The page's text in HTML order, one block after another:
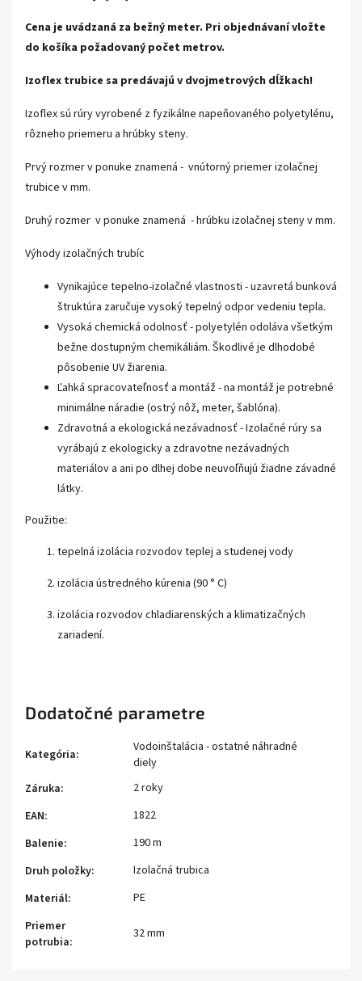
Cena je uvádzaná za bežný meter. Pri objednávaní vložte
do košíka požadovaný počet metrov.
Izoflex trubice sa predávajú v dvojmetrových dĺžkach!
Izoflex sú rúry vyrobené z fyzikálne napeňovaného polyetylénu,
rôzneho priemeru a hrúbky steny.
Prvý rozmer v ponuke znamená - vnútorný priemer izolačnej
trubice v mm.
Druhý rozmer v ponuke znamená - hrúbku izolačnej steny v mm.
Výhody izolačných trubíc
Vynikajúce tepelno-izolačné vlastnosti - uzavretá bunková
štruktúra zaručuje vysoký tepelný odpor vedeniu tepla.
Vysoká chemická odolnosť - polyetylén odoláva všetkým
bežne dostupným chemikáliám. Škodlivé je dlhodobé
pôsobenie UV žiarenia.
Ľahká spracovateľnosť a montáž - na montáž je potrebné
minimálne náradie (ostrý nôž, meter, šablóna).
Zdravotná a ekologická nezávadnosť - Izolačné rúry sa
vyrábajú z ekologicky a zdravotne nezávadných
materiálov a ani po dlhej dobe neuvoľňujú žiadne závadné
látky.
Použitie:
tepelná izolácia rozvodov teplej a studenej vody
izolácia ústredného kúrenia (90 ° C)
izolácia rozvodov chladiarenských a klimatizačných
zariadení.
Dodatočné parametre
Kategória:
Vodoinštalácia - ostatné náhradné
diely
Záruka:
2 roky
EAN:
1822
Balenie:
190 m
Druh položky:
Izolačná trubica
Materiál:
PE
Priemer
potrubia:
32 mm